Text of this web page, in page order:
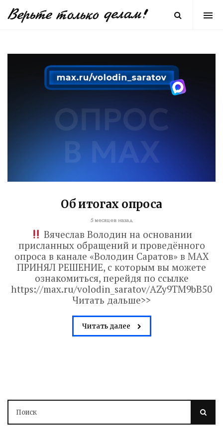
Об итогах опроса
5 месяцев назад
Вячеслав Володин на основании
присланных обращений и проведённого
опроса в канале «Володин Саратов» в МАХ
ПРИНЯЛ РЕШЕНИЕ, с которым вы можете
ознакомиться, перейдя по ссылке
https://max.ru/volodin_saratov/AZy9TM9bB50
Читать дальше>>
Читать далее